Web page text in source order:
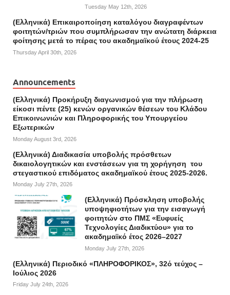
Tuesday May 12th, 2026
(Ελληνικά) Επικαιροποίηση καταλόγου διαγραφέντων
φοιτητών/τριών που συμπλήρωσαν την ανώτατη διάρκεια
φοίτησης μετά το πέρας του ακαδημαϊκού έτους 2024-25
Thursday April 30th, 2026
Announcements
(Ελληνικά) Προκήρυξη διαγωνισμού για την πλήρωση
είκοσι πέντε (25) κενών οργανικών θέσεων του Κλάδου
Επικοινωνιών και Πληροφορικής του Υπουργείου
Εξωτερικών
Monday August 3rd, 2026
(Ελληνικά) Διαδικασία υποβολής πρόσθετων
δικαιολογητικών και ενστάσεων για τη χορήγηση του
στεγαστικού επιδόματος ακαδημαϊκού έτους 2025-2026.
Monday July 27th, 2026
(Ελληνικά) Πρόσκληση υποβολής
υποψηφιοτήτων για την εισαγωγή
φοιτητών στο ΠΜΣ «Ευφυείς
Τεχνολογίες Διαδικτύου» για το
ακαδημαϊκό έτος 2026–2027
Monday July 27th, 2026
(Ελληνικά) Περιοδικό «ΠΛΗΡΟΦΟΡΙΚΟΣ», 32ό τεύχος –
Ιούλιος 2026
Friday July 24th, 2026